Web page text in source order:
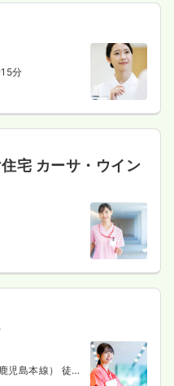
分
宅 カーサ・ウイン
児島本線） 徒歩